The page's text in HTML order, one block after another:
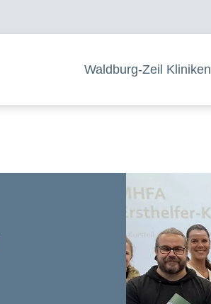
Waldburg-Zeil Kliniken